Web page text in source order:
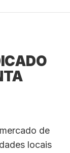
de
locais